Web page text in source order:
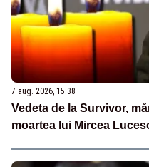
7 aug. 2026, 15:38
Vedeta de la Survivor,
moartea lui Mircea